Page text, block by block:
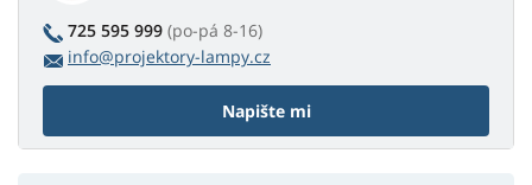
725 595 999 (po-pá 8-16)
info@projektory-lampy.cz
Napište mi